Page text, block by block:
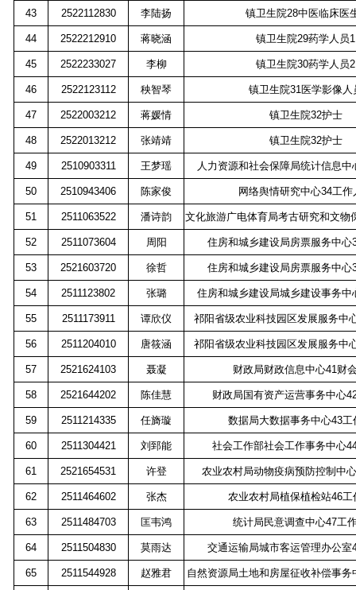
43 2522112830 李陆扬 镇卫生院28中医临床医
44 2522212910 蒋晓涵 镇卫生院29药学人员1
45 2522233027 李柳 镇卫生院30药学人员2
46 2522123112 秧智琴 镇卫生院31医学影像人
47 2522003212 蒋媛情 镇卫生院32护士
48 2522013212 张靖靖 镇卫生院32护士
49 2510903311 王梦瑶 人力资源和社会保障局统计信息中
50 2510943406 陈家俊 网络舆情研究中心34工作
51 2511063522 潘诗韵 文化旅游广电体育局考古研究和文物
52 2511073604 周阳 住房和城乡建设局房票服务中心
53 2521603720 徐哲 住房和城乡建设局房票服务中心
54 2511123802 张璐 住房和城乡建设局城乡建设事务中
55 2511173911 谭欣仪 祁阳省级农业科技园区发展服务中
56 2511204010 唐筱涵 祁阳省级农业科技园区发展服务中
57 2521624103 聂凝 财政局财政信息中心41财
58 2521644202 陈佳慧 财政局国有资产运营事务中心
59 2511214335 任旖璇 数据局大数据事务中心43工
60 2511304421 刘郅能 社会工作部社会工作事务中心
61 2521654531 许登 农业农村局动物疫病预防控制中心
62 2511464602 张杰 农业农村局植保植检站46工
63 2511484703 匡韦鸿 统计局民意调查中心47工
64 2511504830 莫雨达 交通运输局城市客运管理办公室
65 2511544928 赵雅君 自然资源局土地和房屋征收补偿事务